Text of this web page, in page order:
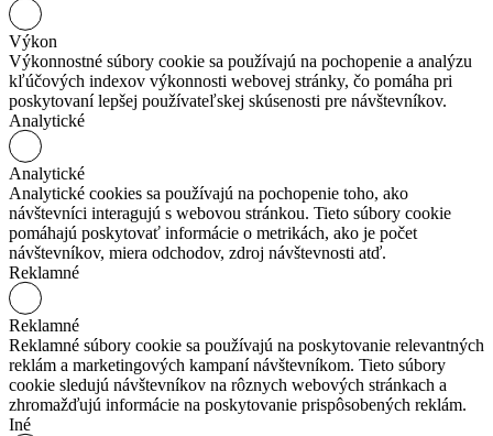
Výkon
Výkonnostné súbory cookie sa používajú na pochopenie a analýzu
kľúčových indexov výkonnosti webovej stránky, čo pomáha pri
poskytovaní lepšej používateľskej skúsenosti pre návštevníkov.
Analytické
Analytické
Analytické cookies sa používajú na pochopenie toho, ako
návštevníci interagujú s webovou stránkou. Tieto súbory cookie
pomáhajú poskytovať informácie o metrikách, ako je počet
návštevníkov, miera odchodov, zdroj návštevnosti atď.
Reklamné
Reklamné
Reklamné súbory cookie sa používajú na poskytovanie relevantných
reklám a marketingových kampaní návštevníkom. Tieto súbory
cookie sledujú návštevníkov na rôznych webových stránkach a
zhromažďujú informácie na poskytovanie prispôsobených reklám.
Iné